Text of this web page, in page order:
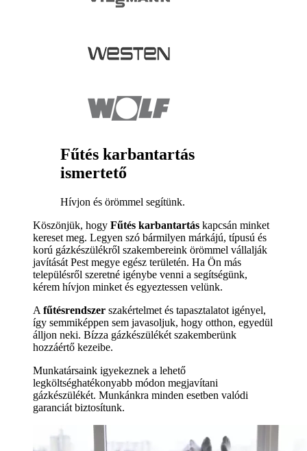
Fűtés karbantartás
ismertető
Hívjon és örömmel segítünk.
Köszönjük, hogy Fűtés karbantartás kapcsán minket
kereset meg. Legyen szó bármilyen márkájú, típusú és
korú gázkészülékről szakembereink örömmel vállalják
javítását Pest megye egész területén. Ha Ön más
településről szeretné igénybe venni a segítségünk,
kérem hívjon minket és egyeztessen velünk.
A fűtésrendszer szakértelmet és tapasztalatot igényel,
így semmiképpen sem javasoljuk, hogy otthon, egyedül
álljon neki. Bízza gázkészülékét szakemberünk
hozzáértő kezeibe.
Munkatársaink igyekeznek a lehető
legköltséghatékonyabb módon megjavítani
gázkészülékét. Munkánkra minden esetben valódi
garanciát biztosítunk.